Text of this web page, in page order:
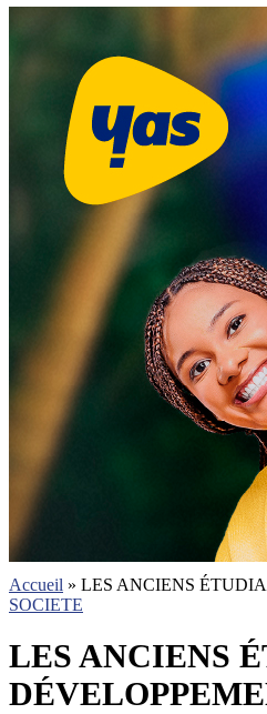
Accueil » LES ANCIENS
SOCIETE
LES ANCIENS